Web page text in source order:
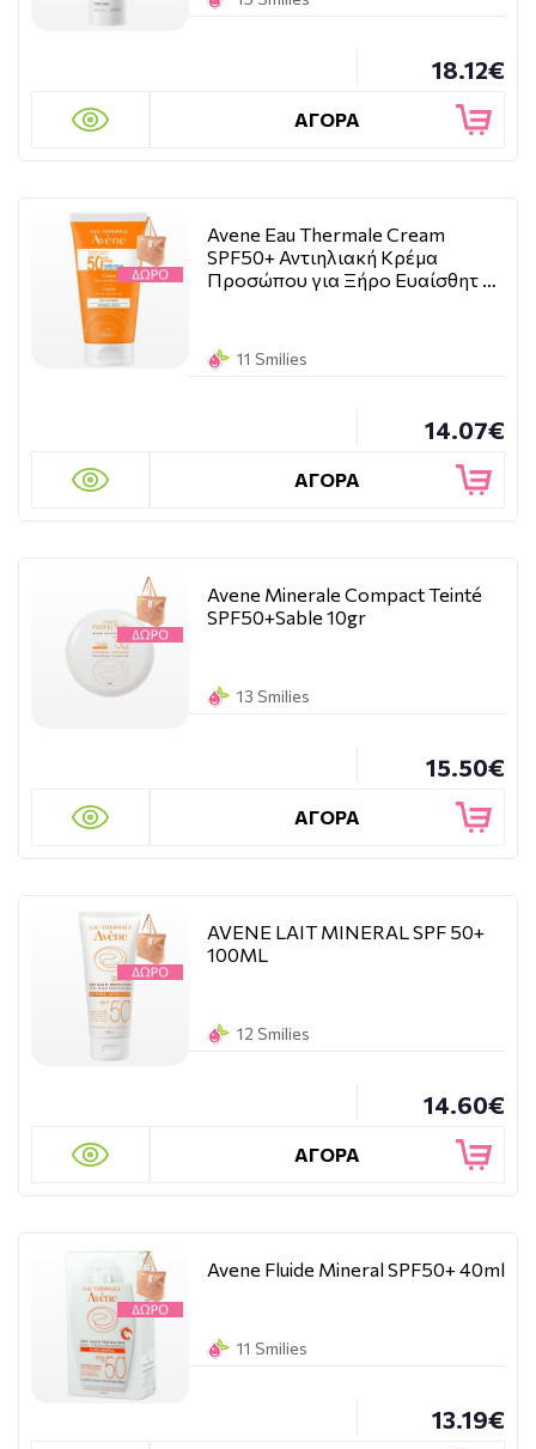
18.12€
ΑΓΟΡΑ
Avene Eau Thermale Cream
SPF50+ Αντιηλιακή Κρέμα
Προσώπου για Ξήρο Ευαίσθητ …
11 Smilies
14.07€
ΑΓΟΡΑ
Avene Minerale Compact Teinté
SPF50+Sable 10gr
13 Smilies
15.50€
ΑΓΟΡΑ
AVENE LAIT MINERAL SPF 50+
100ML
12 Smilies
14.60€
ΑΓΟΡΑ
Avene Fluide Mineral SPF50+ 40ml
11 Smilies
13.19€